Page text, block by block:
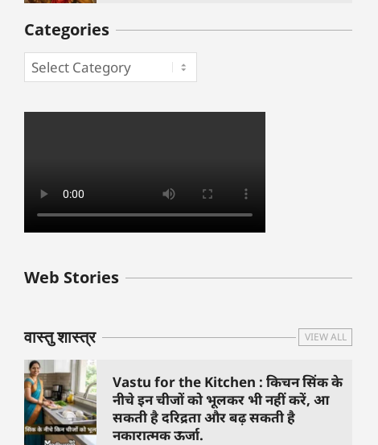
Categories
Web Stories
बुधवार के उपाय :
जिनसे हो गणेश जी
वास्तु शास्त्र VIEW ALL
Vastu for the Kitchen : किचन सिंक के
नीचे इन चीजों को भूलकर भी नहीं करें, आ
सकती है दरिद्रता और बढ़ सकती है
नकारात्मक ऊर्जा.